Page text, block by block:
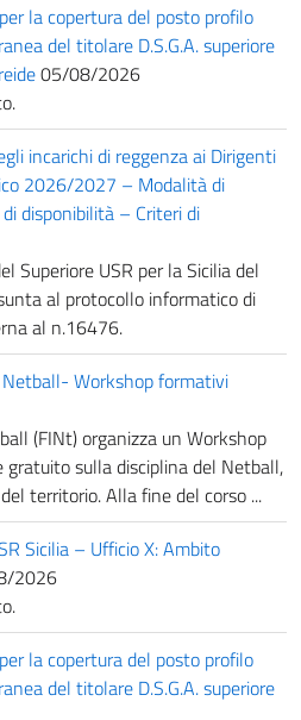
la copertura del posto profilo
del titolare D.S.G.A. superiore
05/08/2026
incarichi di reggenza ai Dirigenti
2026/2027 – Modalità di
disponibilità – Criteri di
Superiore USR per la Sicilia del
al protocollo informatico di
al n.16476.
Workshop formativi
(FINt) organizza un Workshop
sulla disciplina del Netball,
territorio. Alla fine del corso ...
Sicilia – Ufficio X: Ambito
2026
la copertura del posto profilo
del titolare D.S.G.A. superiore